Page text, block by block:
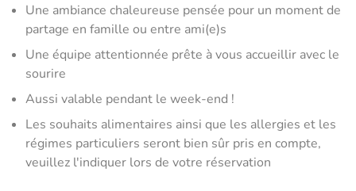
Une ambiance chaleureuse pensée pour un moment de
partage en famille ou entre ami(e)s
Une équipe attentionnée prête à vous accueillir avec le
sourire
Aussi valable pendant le week-end !
Les souhaits alimentaires ainsi que les allergies et les
régimes particuliers seront bien sûr pris en compte,
veuillez l'indiquer lors de votre réservation